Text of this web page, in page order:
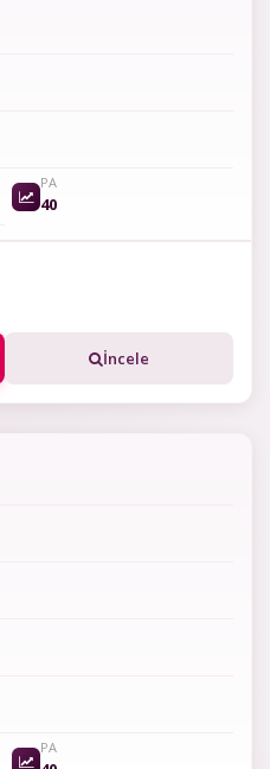
PA
40
İncele
PA